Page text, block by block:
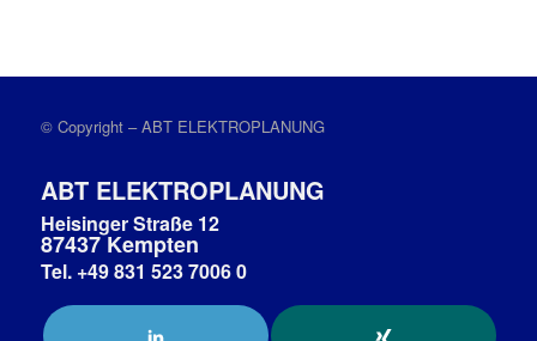
© Copyright – ABT ELEKTROPLANUNG
ABT ELEKTROPLANUNG
Heisinger Straße 12
87437 Kempten
Tel. +49 831 523 7006 0